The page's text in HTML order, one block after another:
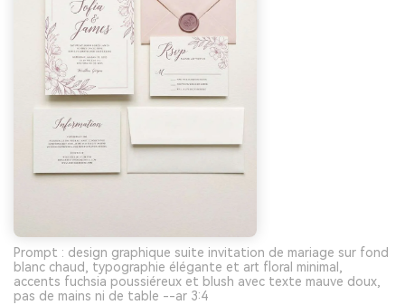
Prompt : design graphique suite invitation de mariage sur fond
blanc chaud, typographie élégante et art floral minimal,
accents fuchsia poussiéreux et blush avec texte mauve doux,
pas de mains ni de table --ar 3:4